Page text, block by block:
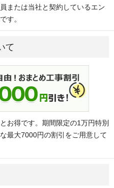
または当社と契約しているエン
す。
て
お得です。期間限定の1万円特別
最大7000円の割引をご用意して